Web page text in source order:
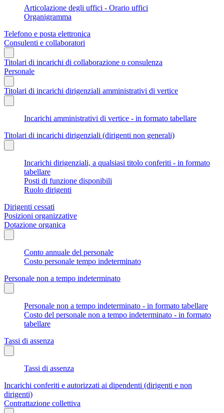
Articolazione degli uffici - Orario uffici
Organigramma
Telefono e posta elettronica
Consulenti e collaboratori
Titolari di incarichi di collaborazione o consulenza
Personale
Titolari di incarichi dirigenziali amministrativi di vertice
Incarichi amministrativi di vertice - in formato tabellare
Titolari di incarichi dirigenziali (dirigenti non generali)
Incarichi dirigenziali, a qualsiasi titolo conferiti - in formato
tabellare
Posti di funzione disponibili
Ruolo dirigenti
Dirigenti cessati
Posizioni organizzative
Dotazione organica
Conto annuale del personale
Costo personale tempo indeterminato
Personale non a tempo indeterminato
Personale non a tempo indeterminato - in formato tabellare
Costo del personale non a tempo indeterminato - in formato
tabellare
Tassi di assenza
Tassi di assenza
Incarichi conferiti e autorizzati ai dipendenti (dirigenti e non
dirigenti)
Contrattazione collettiva